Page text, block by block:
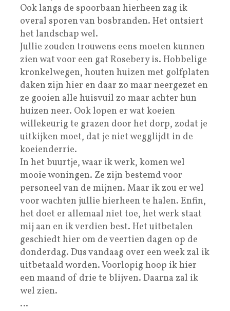
Ook langs de spoorbaan hierheen zag ik
overal sporen van bosbranden. Het ontsiert
het landschap wel.
Jullie zouden trouwens eens moeten kunnen
zien wat voor een gat Rosebery is. Hobbelige
kronkelwegen, houten huizen met golfplaten
daken zijn hier en daar zo maar neergezet en
ze gooien alle huisvuil zo maar achter hun
huizen neer. Ook lopen er wat koeien
willekeurig te grazen door het dorp, zodat je
uitkijken moet, dat je niet wegglijdt in de
koeienderrie.
In het buurtje, waar ik werk, komen wel
mooie woningen. Ze zijn bestemd voor
personeel van de mijnen. Maar ik zou er wel
voor wachten jullie hierheen te halen. Enfin,
het doet er allemaal niet toe, het werk staat
mij aan en ik verdien best. Het uitbetalen
geschiedt hier om de veertien dagen op de
donderdag. Dus vandaag over een week zal ik
uitbetaald worden. Voorlopig hoop ik hier
een maand of drie te blijven. Daarna zal ik
wel zien.
…